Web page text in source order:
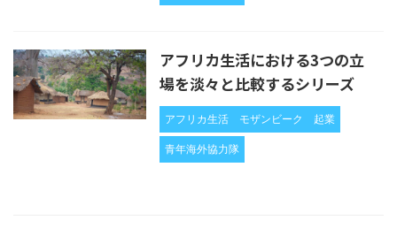
アフリカ生活における3つの立
場を淡々と比較するシリーズ
アフリカ生活 モザンビーク 起業
青年海外協力隊